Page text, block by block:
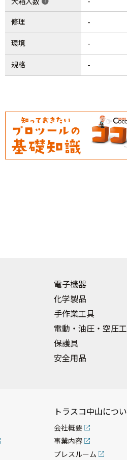
修理 -
環境 -
規格 -
電子機器
化学製品
手作業工具
電動・油圧・空圧
保護具
安全用品
トラスコ中山につ
会社概要
事業内容
プレスルーム